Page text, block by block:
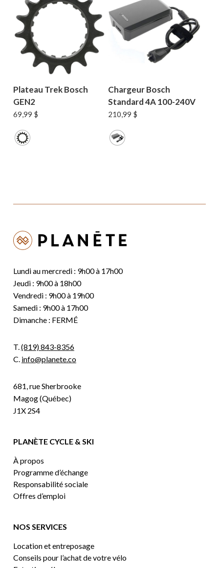
Plateau Trek Bosch
GEN2
69,99 $
Chargeur Bosch
Standard 4A 100-240V
210,99 $
Lundi au mercredi : 9h00 à 17h00
Jeudi : 9h00 à 18h00
Vendredi : 9h00 à 19h00
Samedi : 9h00 à 17h00
Dimanche : FERMÉ
T.(819) 843-8356
C. info@planete.co
681, rue Sherbrooke
Magog (Québec)
J1X 2S4
PLANÈTE CYCLE & SKI
À propos
Programme d’échange
Responsabilité sociale
Offres d’emploi
NOS SERVICES
Location et entreposage
Conseils pour l’achat de votre vélo